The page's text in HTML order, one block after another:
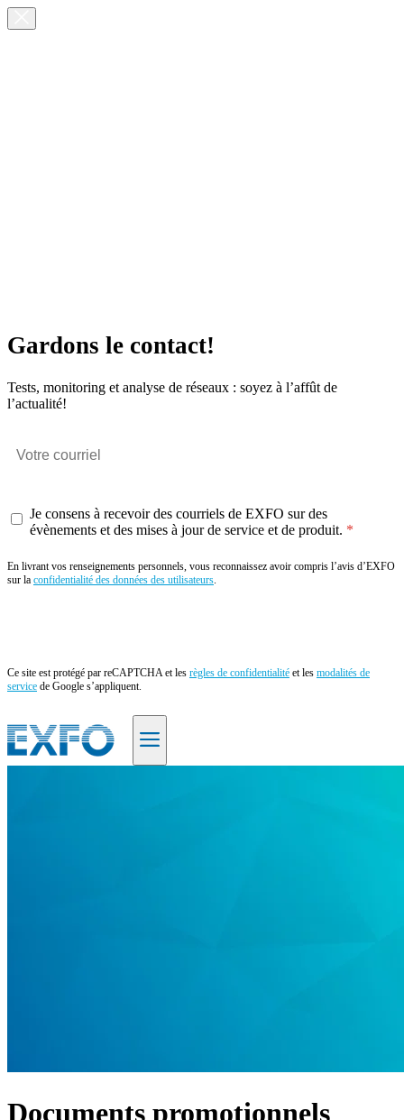
Gardons le contact!
Tests, monitoring et analyse de réseaux : soyez à l’affût de
l’actualité!
Je consens à recevoir des courriels de EXFO sur des
évènements et des mises à jour de service et de produit.
En livrant vos renseignements personnels, vous reconnaissez avoir compris l’avis d’EXFO
sur la confidentialité des données des utilisateurs.
Ce site est protégé par reCAPTCHA et les règles de confidentialité et les modalités de
service de Google s’appliquent.
Partenaires
Documents promotionnels